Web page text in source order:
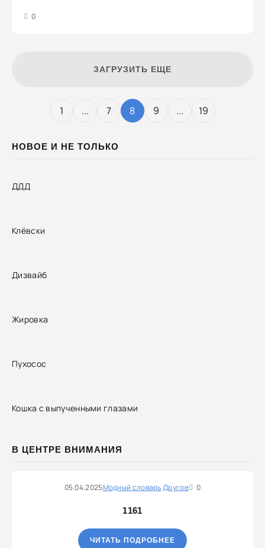
НОВОЕ И НЕ ТОЛЬКО
ДДД
Клёвски
Дизвайб
Жировка
Пухосос
Кошка с выпученными глазами
В ЦЕНТРЕ ВНИМАНИЯ
05.04.2025Модный словарьДругое 0
1161
ЧИТАТЬ ПОДРОБНЕЕ
0
ЗАГРУЗИТЬ ЕЩЕ
1 ... 7 8 9 ... 19